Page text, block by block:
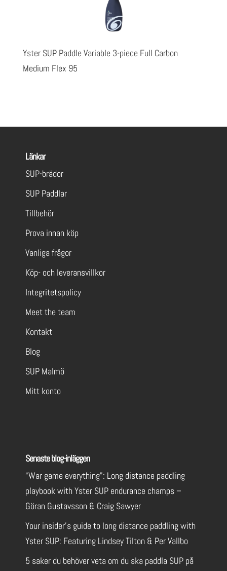
Yster SUP Paddle Variable 3-piece Full Carbon
Medium Flex 95
Länkar
SUP-brädor
SUP Paddlar
Tillbehör
Prova innan köp
Vanliga frågor
Köp- och leveransvillkor
Integritetspolicy
Meet the team
Kontakt
Blog
SUP Malmö
Mitt konto
Senaste blog-inläggen
“War game everything”: Long distance paddling
playbook with Yster SUP endurance champs –
Göran Gustavsson & Craig Sawyer
Your insider’s guide to long distance paddling with
Yster SUP: Featuring Lindsey Tilton & Per Vallbo
5 saker du behöver veta om du ska paddla SUP på